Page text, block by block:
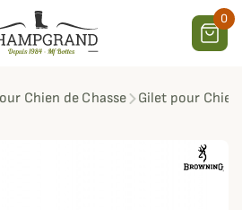
0
Chien de Chasse Gilet pour